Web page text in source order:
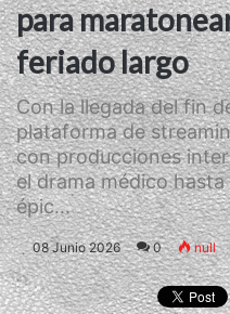
para
feriado largo
Con la llegada del fin
plataforma de
con producciones
el drama médico
épic...
08 Junio 2026 0 null